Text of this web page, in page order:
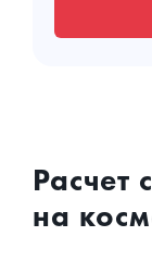
Расчет
на